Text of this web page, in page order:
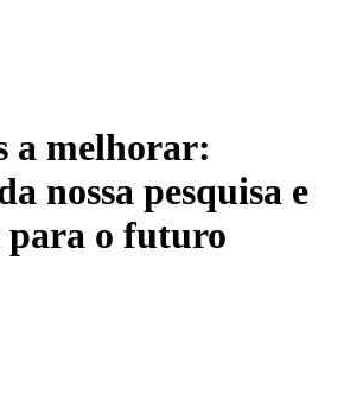
a melhorar:
nossa pesquisa e
o futuro